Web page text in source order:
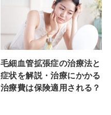
毛細血管拡張症の治療法と
症状を解説・治療にかかる
治療費は保険適用される？